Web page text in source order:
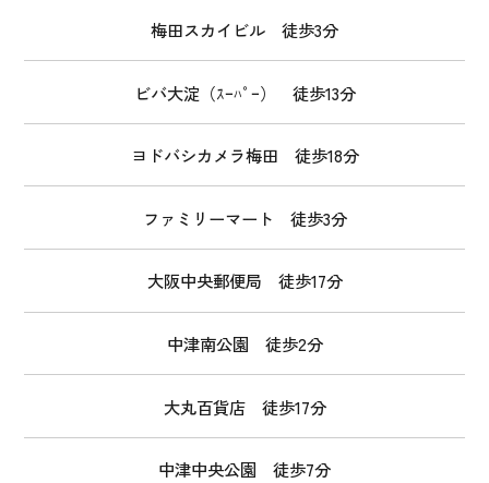
梅田スカイビル 徒歩3分
ビバ大淀（ｽｰﾊﾟｰ） 徒歩13分
ヨドバシカメラ梅田 徒歩18分
ファミリーマート 徒歩3分
大阪中央郵便局 徒歩17分
中津南公園 徒歩2分
大丸百貨店 徒歩17分
中津中央公園 徒歩7分